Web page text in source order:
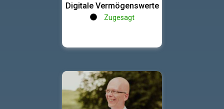
Digitale Vermögenswerte
Zugesagt